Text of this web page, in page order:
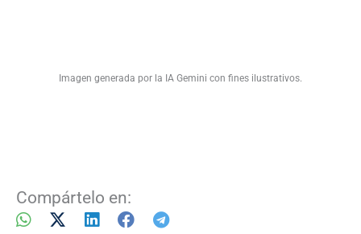
Imagen generada por la IA Gemini con fines ilustrativos.
Compártelo en: